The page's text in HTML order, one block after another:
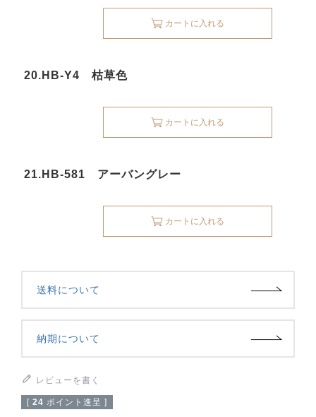
カートに入れる
20.HB-Y4 枯草色
カートに入れる
21.HB-581 アーバングレー
カートに入れる
送料について
納期について
レビューを書く
[ 24 ポイント進呈 ]